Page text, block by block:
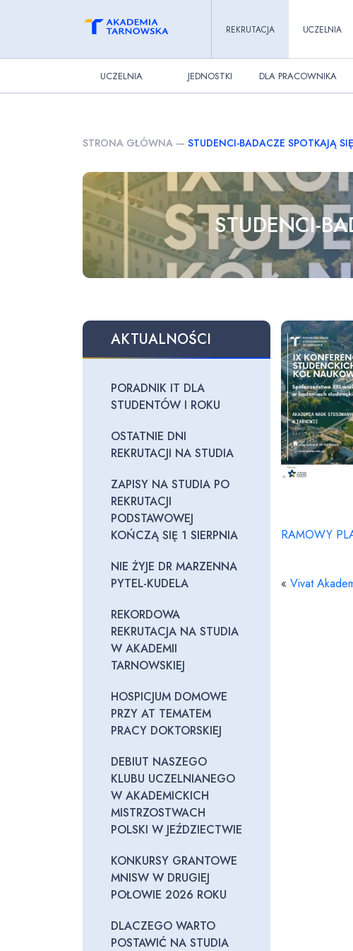
REKRUTACJA UCZELNIA
UCZELNIA JEDNOSTKI DLA PRACOWNIKA
STRONA GŁÓWNA — STUDENCI-BADACZE SPOTKAJĄ
STUDENCI-
AKTUALNOŚCI
PORADNIK IT DLA
STUDENTÓW I ROKU
OSTATNIE DNI
REKRUTACJI NA STUDIA
ZAPISY NA STUDIA PO
REKRUTACJI
PODSTAWOWEJ
KOŃCZĄ SIĘ 1 SIERPNIA
NIE ŻYJE DR MARZENNA
PYTEL-KUDELA
REKORDOWA
REKRUTACJA NA STUDIA
W AKADEMII
TARNOWSKIEJ
HOSPICJUM DOMOWE
PRZY AT TEMATEM
PRACY DOKTORSKIEJ
DEBIUT NASZEGO
KLUBU UCZELNIANEGO
W AKADEMICKICH
MISTRZOSTWACH
POLSKI W JEŹDZIECTWIE
KONKURSY GRANTOWE
MNISW W DRUGIEJ
POŁOWIE 2026 ROKU
DLACZEGO WARTO
POSTAWIĆ NA STUDIA
RAMOWY
«Vivat